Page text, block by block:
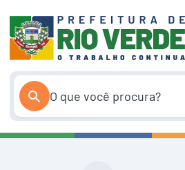
conteúdo